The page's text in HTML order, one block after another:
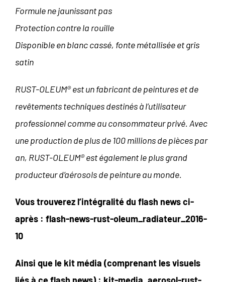
Formule ne jaunissant pas
Protection contre la rouille
Disponible en blanc cassé, fonte métallisée et gris
satin
RUST-OLEUM® est un fabricant de peintures et de
revêtements techniques destinés à l’utilisateur
professionnel comme au consommateur privé. Avec
une production de plus de 100 millions de pièces par
an, RUST-OLEUM® est également le plus grand
producteur d’aérosols de peinture au monde.
Vous trouverez l’intégralité du flash news ci-
après : flash-news-rust-oleum_radiateur_2016-
10
Ainsi que le kit média (comprenant les visuels